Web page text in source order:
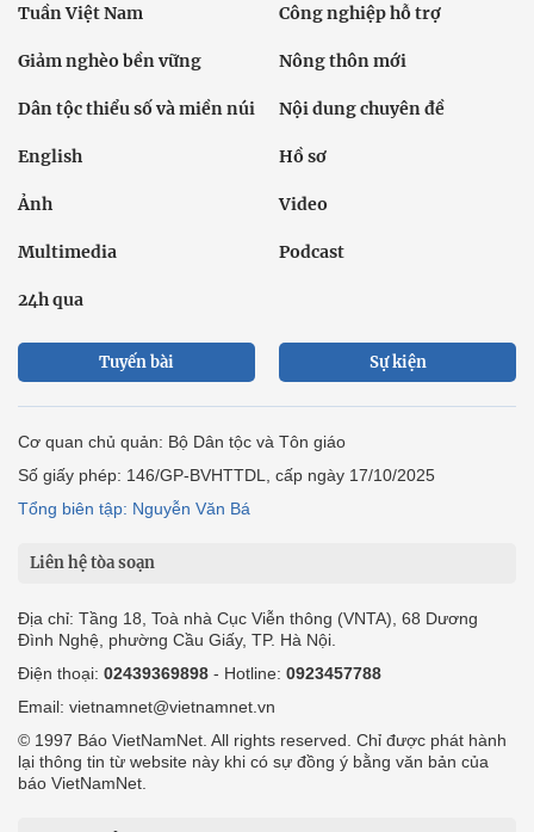
Tuần Việt Nam Công nghiệp hỗ trợ
Giảm nghèo bền vững Nông thôn mới
Dân tộc thiểu số và miền núi Nội dung chuyên đề
English Hồ sơ
Ảnh Video
Multimedia Podcast
24h qua
Tuyến bài Sự kiện
Cơ quan chủ quản: Bộ Dân tộc và Tôn giáo
Số giấy phép: 146/GP-BVHTTDL, cấp ngày 17/10/2025
Tổng biên tập: Nguyễn Văn Bá
Liên hệ tòa soạn
Địa chỉ: Tầng 18, Toà nhà Cục Viễn thông (VNTA), 68 Dương
Đình Nghệ, phường Cầu Giấy, TP. Hà Nội.
Điện thoại: 02439369898 - Hotline: 0923457788
Email: vietnamnet@vietnamnet.vn
© 1997 Báo VietNamNet. All rights reserved. Chỉ được phát hành
lại thông tin từ website này khi có sự đồng ý bằng văn bản của
báo VietNamNet.